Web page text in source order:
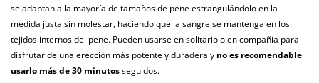
Producto
vegano
animales
se adaptan a la mayoría de tamaños de pene estrangulándolo en la
medida justa sin molestar, haciendo que la sangre se mantenga en los
tejidos internos del pene. Pueden usarse en solitario o en compañía para
disfrutar de una erección más potente y duradera y no es recomendable
usarlo más de 30 minutosseguidos.